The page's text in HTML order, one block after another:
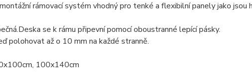
rámovací systém vhodný pro tenké a flexibilní panely jako
se k rámu připevní pomocí oboustranné lepící pásky.
polohovat až o 10 mm na každé stranně.
100x140cm